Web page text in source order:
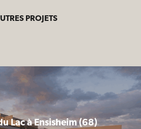
PROJETS
Lac à Ensisheim (68)